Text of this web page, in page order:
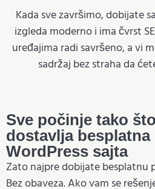
Kada sve završimo, dobijate
izgleda moderno i ima čvrst
uređajima radi savršeno, a vi
sadržaj bez straha da
Sve počinje tako
dostavlja
WordPress sajta
Zato najpre dobijate besplatnu
Bez obaveza. Ako vam se